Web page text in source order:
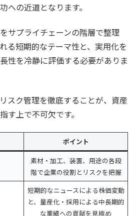
への近道となります。
サプライチェーンの階層で整理
る短期的なテーマ性と、実用化を
性を冷静に評価する必要がありま
スク管理を徹底することが、資産
す上で不可欠です。
ポイント
素材・加工、装置、用途の各段
階で企業の役割とリスクを把握
短期的なニュースによる株価変動
と、量産化・採用による中長期的
な業績への貢献を見極め